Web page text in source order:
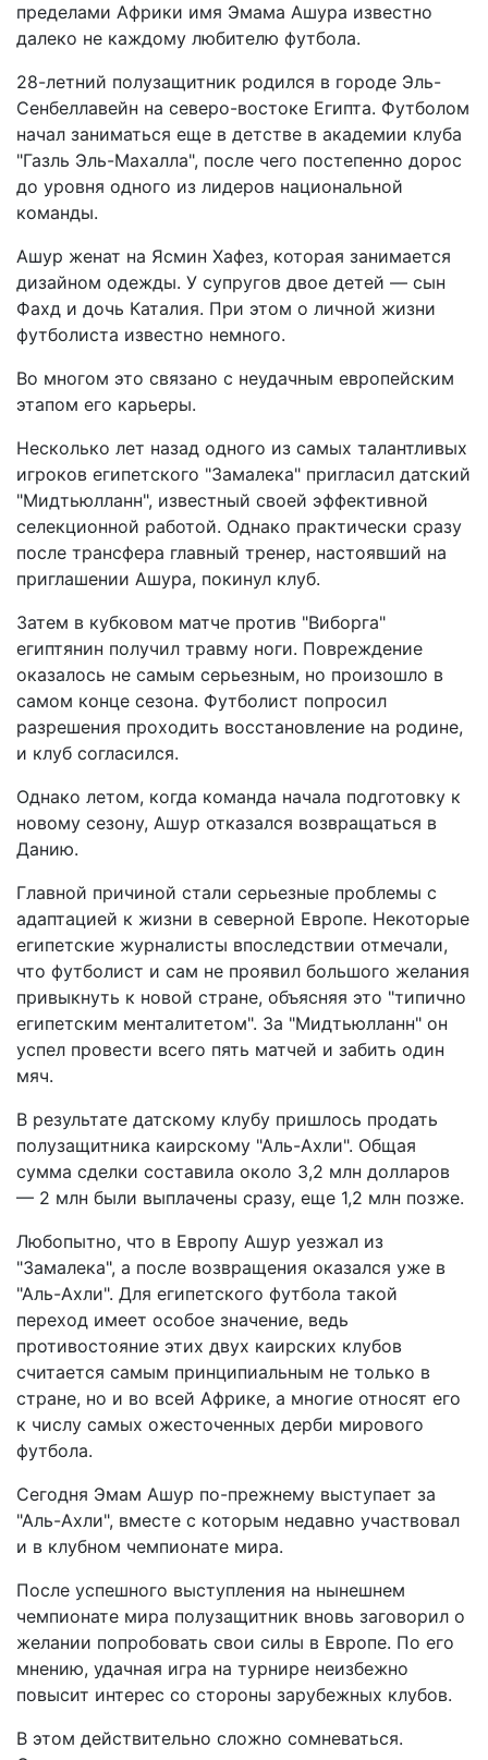
пределами Африки имя Эмама Ашура известно
далеко не каждому любителю футбола.
28-летний полузащитник родился в городе Эль-
Сенбеллавейн на северо-востоке Египта. Футболом
начал заниматься еще в детстве в академии клуба
"Газль Эль-Махалла", после чего постепенно дорос
до уровня одного из лидеров национальной
команды.
Ашур женат на Ясмин Хафез, которая занимается
дизайном одежды. У супругов двое детей — сын
Фахд и дочь Каталия. При этом о личной жизни
футболиста известно немного.
Во многом это связано с неудачным европейским
этапом его карьеры.
Несколько лет назад одного из самых талантливых
игроков египетского "Замалека" пригласил датский
"Мидтьюлланн", известный своей эффективной
селекционной работой. Однако практически сразу
после трансфера главный тренер, настоявший на
приглашении Ашура, покинул клуб.
Затем в кубковом матче против "Виборга"
египтянин получил травму ноги. Повреждение
оказалось не самым серьезным, но произошло в
самом конце сезона. Футболист попросил
разрешения проходить восстановление на родине,
и клуб согласился.
Однако летом, когда команда начала подготовку к
новому сезону, Ашур отказался возвращаться в
Данию.
Главной причиной стали серьезные проблемы с
адаптацией к жизни в северной Европе. Некоторые
египетские журналисты впоследствии отмечали,
что футболист и сам не проявил большого желания
привыкнуть к новой стране, объясняя это "типично
египетским менталитетом". За "Мидтьюлланн" он
успел провести всего пять матчей и забить один
мяч.
В результате датскому клубу пришлось продать
полузащитника каирскому "Аль-Ахли". Общая
сумма сделки составила около 3,2 млн долларов
— 2 млн были выплачены сразу, еще 1,2 млн позже.
Любопытно, что в Европу Ашур уезжал из
"Замалека", а после возвращения оказался уже в
"Аль-Ахли". Для египетского футбола такой
переход имеет особое значение, ведь
противостояние этих двух каирских клубов
считается самым принципиальным не только в
стране, но и во всей Африке, а многие относят его
к числу самых ожесточенных дерби мирового
футбола.
Сегодня Эмам Ашур по-прежнему выступает за
"Аль-Ахли", вместе с которым недавно участвовал
и в клубном чемпионате мира.
После успешного выступления на нынешнем
чемпионате мира полузащитник вновь заговорил о
желании попробовать свои силы в Европе. По его
мнению, удачная игра на турнире неизбежно
повысит интерес со стороны зарубежных клубов.
В этом действительно сложно сомневаться.